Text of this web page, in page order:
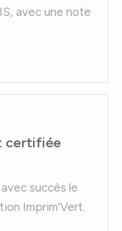
avec une note
certifiée
succès le
Imprim'Vert.